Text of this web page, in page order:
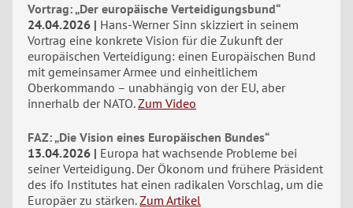
Vortrag: „Der europäische Verteidigungsbund“
24.04.2026
Hans-Werner Sinn skizziert in seinem
Vortrag eine konkrete Vision für die Zukunft der
europäischen Verteidigung: einen Europäischen Bund
mit gemeinsamer Armee und einheitlichem
Oberkommando – unabhängig von der EU, aber
innerhalb der NATO. Zum Video
FAZ: „Die Vision eines Europäischen Bundes“
13.04.2026
Europa hat wachsende Probleme bei
seiner Verteidigung. Der Ökonom und frühere Präsident
des ifo Institutes hat einen radikalen Vorschlag, um die
Europäer zu stärken. Zum Artikel